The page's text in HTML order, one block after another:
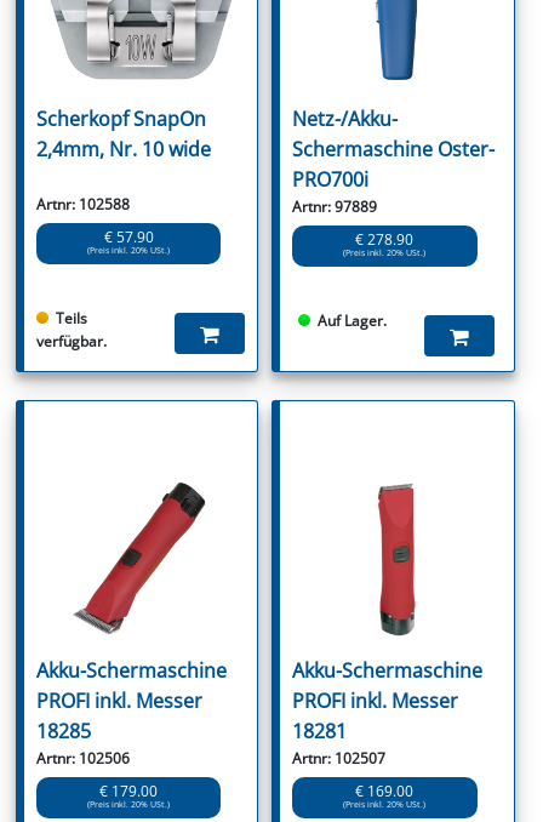
Scherkopf SnapOn
2,4mm, Nr. 10 wide
Artnr: 102588
€ 57.90
(Preis inkl. 20% USt.)
Teils
verfügbar.
Netz-/Akku-
Schermaschine Oster-
PRO700i
Artnr: 97889
€ 278.90
(Preis inkl. 20% USt.)
Auf Lager.
Akku-Schermaschine
PROFI inkl. Messer
18285
Artnr: 102506
€ 179.00
(Preis inkl. 20% USt.)
Akku-Schermaschine
PROFI inkl. Messer
18281
Artnr: 102507
€ 169.00
(Preis inkl. 20% USt.)